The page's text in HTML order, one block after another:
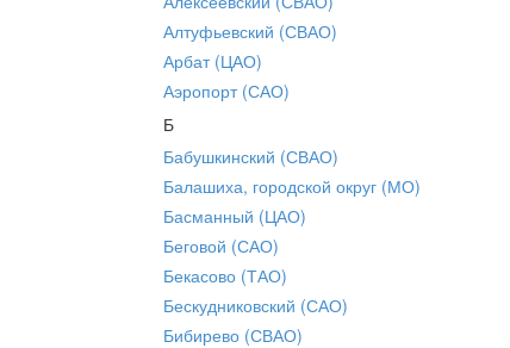
Алтуфьевский (СВАО)
Арбат (ЦАО)
Аэропорт (САО)
Б
Бабушкинский (СВАО)
Балашиха, городской округ (МО)
Басманный (ЦАО)
Беговой (САО)
Бекасово (ТАО)
Бескудниковский (САО)
Бибирево (СВАО)